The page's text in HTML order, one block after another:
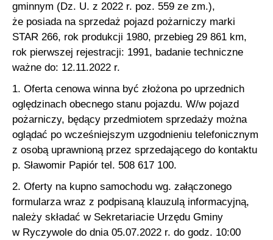
gminnym (Dz. U. z 2022 r. poz. 559 ze zm.),
że posiada na sprzedaż pojazd pożarniczy marki
STAR 266, rok produkcji 1980, przebieg 29 861 km,
rok pierwszej rejestracji: 1991, badanie techniczne
ważne do: 12.11.2022 r.
1. Oferta cenowa winna być złożona po uprzednich
oględzinach obecnego stanu pojazdu. W/w pojazd
pożarniczy, będący przedmiotem sprzedaży można
oglądać po wcześniejszym uzgodnieniu telefonicznym
z osobą uprawnioną przez sprzedającego do kontaktu
p. Sławomir Papiór tel. 508 617 100.
2. Oferty na kupno samochodu wg. załączonego
formularza wraz z podpisaną klauzulą informacyjną,
należy składać w Sekretariacie Urzędu Gminy
w Ryczywole do dnia 05.07.2022 r. do godz. 10:00